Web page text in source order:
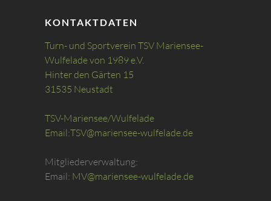
KONTAKTDATEN
Turn- und Sportverein TSV Mariensee-
Wulfelade von 1989 e.V.
Hinter den Gärten 15
31535 Neustadt
TSV-Mariensee/Wulfelade
Email:TSV@mariensee-wulfelade.de
Mitgliederverwaltung:
Email: MV@mariensee-wulfelade.de